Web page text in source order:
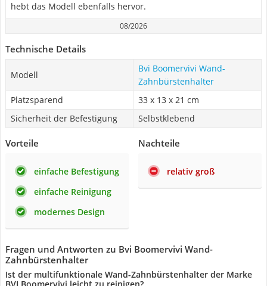
hebt das Modell ebenfalls hervor.
08/2026
Technische Details
Modell
Bvi Boomervivi Wand-
Zahnbürstenhalter
Platzsparend
‎33 x 13 x 21 cm
Sicherheit der Befestigung
Selbstklebend
Vorteile
einfache Befestigung
einfache Reinigung
modernes Design
Nachteile
relativ groß
Fragen und Antworten zu Bvi Boomervivi Wand-
Zahnbürstenhalter
Ist der multifunktionale Wand-Zahnbürstenhalter der Marke